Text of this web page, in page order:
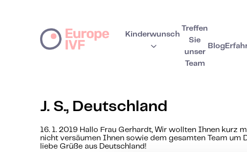
Kinderwunsch
Treffen
Sie
unser
Team
Blog
J. S., Deutschland
16. 1. 2019 Hallo Frau Gerhardt, Wir wollten Ihnen
nicht versäumen Ihnen sowie dem gesamten Team um
liebe Grüße aus Deutschland!